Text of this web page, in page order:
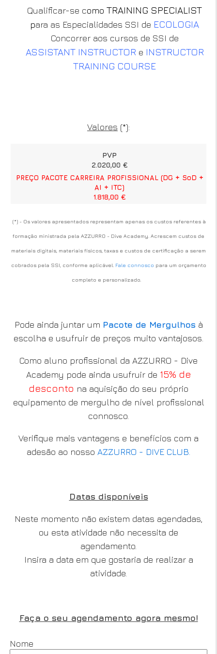
Qualificar-se como TRAINING SPECIALIST
para as Especialidades SSI de ECOLOGIA
Concorrer aos cursos de SSI de
ASSISTANT INSTRUCTOR e INSTRUCTOR
TRAINING COURSE
Valores (*):
PVP
2.020,00 €
PREÇO PACOTE CARREIRA PROFISSIONAL (DG + SoD +
AI + ITC)
1.818,00 €
(*) - Os valores apresentados representam apenas os custos referentes à
formação ministrada pela AZZURRO - Dive Academy. Acrescem custos de
materiais digitais, materiais físicos, taxas e custos de certificação a serem
cobrados pela SSI, conforme aplicável. Fale connosco para um orçamento
completo e personalizado.
Pode ainda juntar um Pacote de Mergulhos à
escolha e usufruir de preços muito vantajosos.
Como aluno profissional da AZZURRO - Dive
Academy pode ainda usufruir de 15% de
desconto na aquisição do seu próprio
equipamento de mergulho de nível profissional
connosco.
Verifique mais vantagens e benefícios com a
adesão ao nosso AZZURRO - DIVE CLUB.
Datas disponíveis
Neste momento não existem datas agendadas,
ou esta atividade não necessita de
agendamento.
Insira a data em que gostaria de realizar a
atividade.
Faça o seu agendamento agora mesmo!
Nome